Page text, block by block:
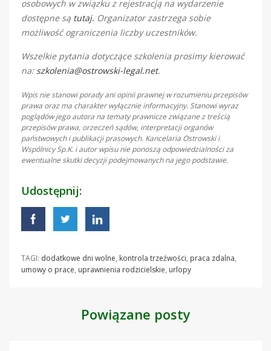
osobowych w związku z rejestracją na wydarzenie
dostępne są tutaj. Organizator zastrzega sobie
możliwość ograniczenia liczby uczestników.
Wszelkie pytania dotyczące szkolenia prosimy kierować
na: szkolenia@ostrowski-legal.net.
Wpis nie stanowi porady ani opinii prawnej w rozumieniu przepisów
prawa oraz ma charakter wyłącznie informacyjny. Stanowi wyraz
poglądów jego autora na tematy prawnicze związane z treścią
przepisów prawa, orzeczeń sądów, interpretacji organów
państwowych i publikacji prasowych. Kancelaria Ostrowski i
Wspólnicy Sp.K. i autor wpisu nie ponoszą odpowiedzialności za
ewentualne skutki decyzji podejmowanych na jego podstawie.
Udostępnij:
TAGI: dodatkowe dni wolne, kontrola trzeźwości, praca zdalna,
umowy o prace, uprawnienia rodzicielskie, urlopy
Powiązane posty